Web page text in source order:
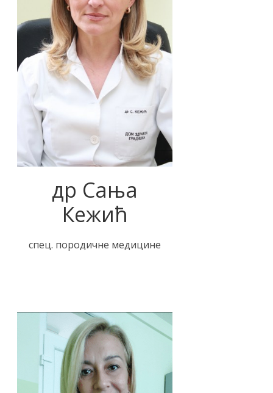
др Сања
Кежић
спец. породичне медицине